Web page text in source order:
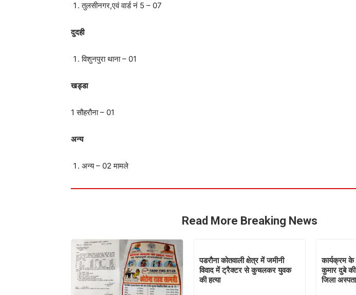
तुलसीनगर,एवं वार्ड नं 5 – 07
दुदही
विशुनपुरा थाना – 01
खड्डा
1 सौहरौना – 01
अन्य
अन्य – 02 मामले
Read More Breaking News
पडरौना कोतवाली क्षेत्र में जमीनी
विवाद में ट्रैक्टर से कुचलकर युवक
की हत्या
कार्यक्रम के
कुमार दुबे
जिला